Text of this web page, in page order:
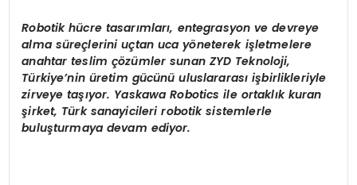
Robotik hücre tasarımları, entegrasyon ve devreye
alma süreçlerini uçtan uca yöneterek işletmelere
anahtar teslim çözümler sunan ZYD Teknoloji,
Türkiye’nin üretim gücünü uluslararası işbirlikleriyle
zirveye taşıyor. Yaskawa Robotics ile ortaklık kuran
şirket, Türk sanayicileri robotik sistemlerle
buluşturmaya devam ediyor.